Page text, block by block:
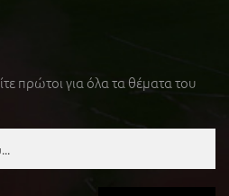
πρώτοι για όλα τα θέματα του